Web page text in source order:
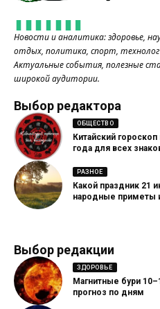
Новости и аналитика: здоровье,
отдых, политика, спорт,
Актуальные события, полезные
широкой аудитории.
Выбор редактора
ОБЩЕСТВО
Китайский
года для всех
РАЗНОЕ
Какой праздник 21
народные приметы
Выбор редакции
ЗДОРОВЬЕ
Магнитные бури
прогноз по дням